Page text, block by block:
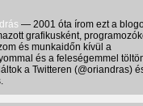
— 2001 óta írom ezt a
grafikusként,
és munkaidőn kívül a
és a feleségemmel
a Twitteren (@oriandras)